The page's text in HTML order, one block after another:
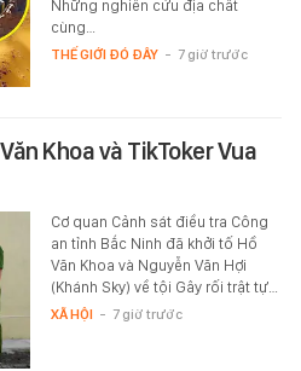
Những nghiên cứu địa chất
cùng…
THẾ GIỚI ĐÓ ĐÂY - 7 giờ trước
Khoa và TikToker Vua
Cơ quan Cảnh sát điều tra Công
an tỉnh Bắc Ninh đã khởi tố Hồ
Văn Khoa và Nguyễn Văn Hợi
(Khánh Sky) về tội Gây rối trật tự…
XÃ HỘI - 7 giờ trước